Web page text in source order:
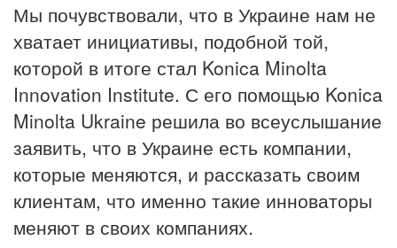
Мы почувствовали, что в Украине нам не
хватает инициативы, подобной той,
которой в итоге стал Konica Minolta
Innovation Institute. С его помощью Konica
Minolta Ukraine решила во всеуслышание
заявить, что в Украине есть компании,
которые меняются, и рассказать своим
клиентам, что именно такие инноваторы
меняют в своих компаниях.